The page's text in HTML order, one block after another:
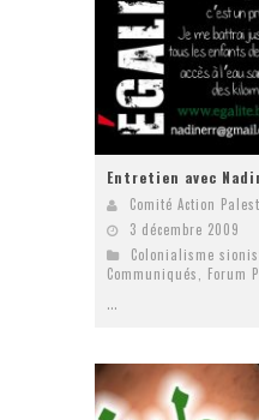
Entretien avec
Comité Action
3 décembre 2009
Colonialisme
Communiqués
Forum
...